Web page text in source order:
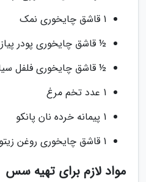
1 قاشق چایخوری نمک
½ قاشق چایخوری پودر پیاز
½ قاشق چایخوری فلفل
1 عدد تخم مرغ
1 پیمانه خرده نان پانکو
1 قاشق چایخوری روغن زیتون
مواد لازم برای تهیه سس